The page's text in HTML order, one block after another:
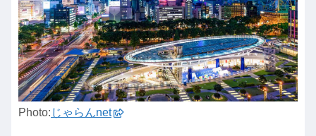
Photo: じゃらんnet